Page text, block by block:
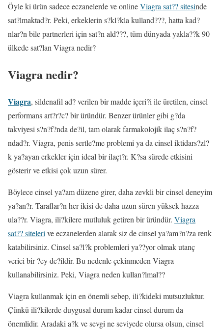
Öyle ki ürün sadece eczanelerde ve onlineViagra sat?? sitesinde
sat?lmaktad?r. Peki, erkeklerin s?kl?kla kulland???, hatta kad?
nlar?n bile partnerleri için sat?n ald???, tüm dünyada yakla??k 90
ülkede sat?lan Viagra nedir?
Viagra nedir?
Viagra, sildenafil ad? verilen bir madde içeri?i ile üretilen, cinsel
performans art?r?c? bir üründür. Benzer ürünler gibi g?da
takviyesi s?n?f?nda de?il, tam olarak farmakolojik ilaç s?n?f?
ndad?r. Viagra, penis sertle?me problemi ya da cinsel iktidars?zl?
k ya?ayan erkekler için ideal bir ilaçt?r. K?sa sürede etkisini
gösterir ve etkisi çok uzun sürer.
Böylece cinsel ya?am düzene girer, daha zevkli bir cinsel deneyim
ya?an?r. Taraflar?n her ikisi de daha uzun süren yüksek hazza
ula??r. Viagra, ili?kilere mutluluk getiren bir üründür. Viagra
sat?? siteleri ve eczanelerden alarak siz de cinsel ya?am?n?za renk
katabilirsiniz. Cinsel sa?l?k problemleri ya??yor olmak utanç
verici bir ?ey de?ildir. Bu nedenle çekinmeden Viagra
kullanabilirsiniz. Peki, Viagra neden kullan?lmal??
Viagra kullanmak için en önemli sebep, ili?kideki mutsuzluktur.
Çünkü ili?kilerde duygusal durum kadar cinsel durum da
önemlidir. Aradaki a?k ve sevgi ne seviyede olursa olsun, cinsel